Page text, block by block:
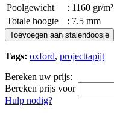
Poolgewicht
: 1160 gr/m²
Totale hoogte
: 7.5 mm
Toevoegen aan stalendoosje
Tags: oxford, projecttapijt
Bereken uw prijs:
Bereken prijs voor
Hulp nodig?